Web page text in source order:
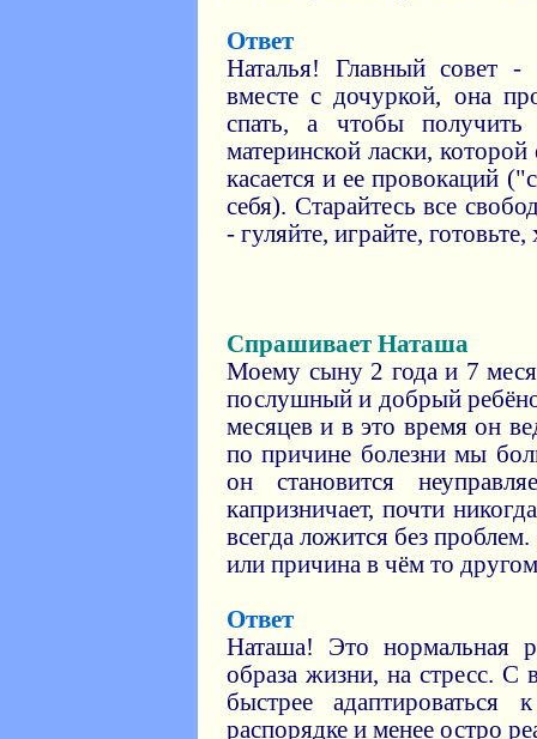
Ответ
Наталья! Главный совет -
вместе с дочуркой, она
спать, а чтобы
материнской ласки,
касается и ее провокаций
себя). Старайтесь все
- гуляйте, играйте,
Спрашивает Наташа
Моему сыну 2 года и 7
послушный и добрый
месяцев и в это время он
по причине болезни мы
он становится
капризничает, почти
всегда ложится без
или причина в чём то
Ответ
Наташа! Это нормальная
образа жизни, на стресс. С
быстрее
распорядке и менее остро